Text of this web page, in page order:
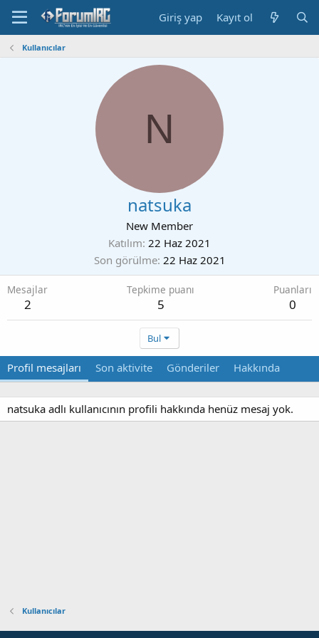
Giriş yap Kayıt ol
Kullanıcılar
N
natsuka
New Member
Katılım 22 Haz 2021
Son görülme 22 Haz 2021
Mesajlar
2
Tepkime puanı
5
Puanları
0
Bul
Profil mesajları Son aktivite Gönderiler Hakkında
natsuka adlı kullanıcının profili hakkında henüz mesaj yok.
Kullanıcılar